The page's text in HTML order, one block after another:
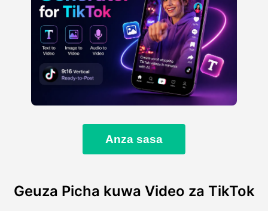
Anza sasa
Geuza Picha kuwa Video za TikTok